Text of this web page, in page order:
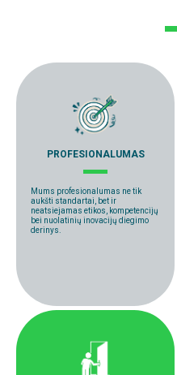
PROFESIONALUMAS
Mums profesionalumas ne tik
aukšti standartai, bet ir
neatsiejamas etikos, kompetencijų
bei nuolatinių inovacijų diegimo
derinys.